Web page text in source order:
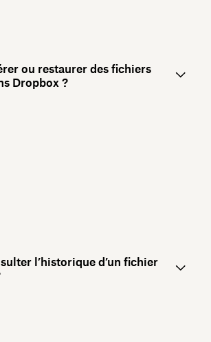
ou restaurer des fichiers
Dropbox ?
l’historique d’un fichier